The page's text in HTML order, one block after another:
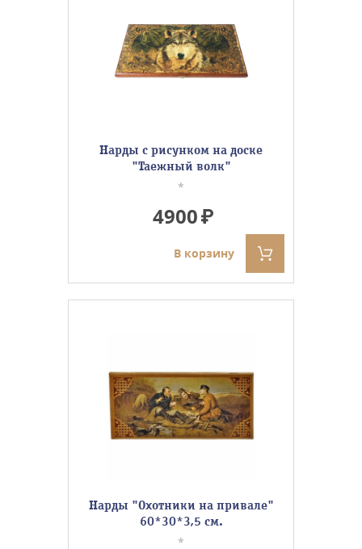
Нарды с рисунком на доске
"Таежный волк"
*
4900
В корзину
Нарды "Охотники на привале"
60*30*3,5 см.
*